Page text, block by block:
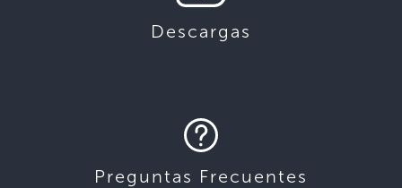
Descargas
Preguntas Frecuentes